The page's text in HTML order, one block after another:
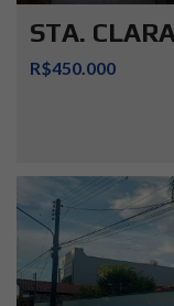
STA.
R$450.000